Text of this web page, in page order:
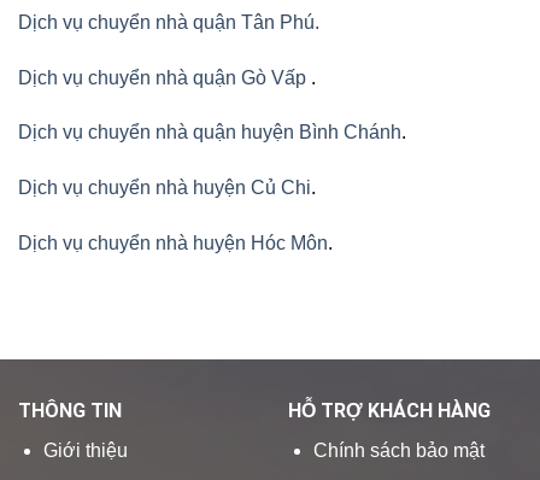
Dịch vụ chuyển nhà quận Tân Phú.
Dịch vụ chuyển nhà quận Gò Vấp .
Dịch vụ chuyển nhà quận huyện Bình Chánh.
Dịch vụ chuyển nhà huyện Củ Chi.
Dịch vụ chuyển nhà huyện Hóc Môn.
THÔNG TIN
Giới thiệu
HỖ TRỢ KHÁCH HÀNG
Chính sách bảo mật